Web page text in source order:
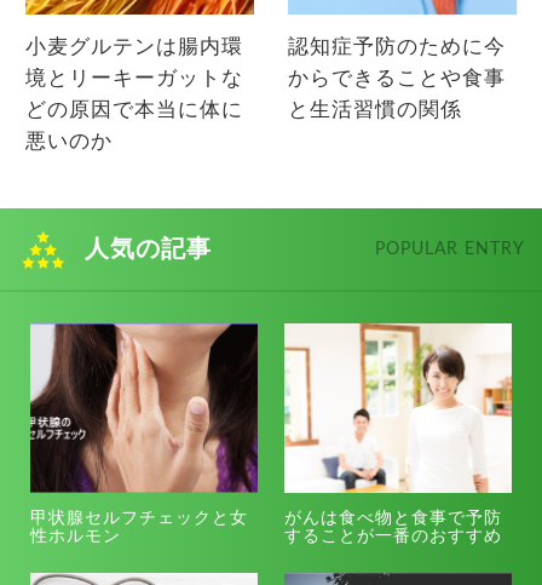
小麦グルテンは腸内環
境とリーキーガットな
どの原因で本当に体に
悪いのか
認知症予防のために今
からできることや食事
と生活習慣の関係
人気の記事 POPULAR ENTRY
甲状腺セルフチェックと女
性ホルモン
がんは食べ物と食事で予防
することが一番のおすすめ